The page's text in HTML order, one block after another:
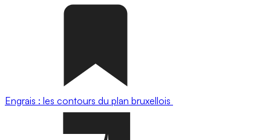
Engrais : les contours du plan bruxellois